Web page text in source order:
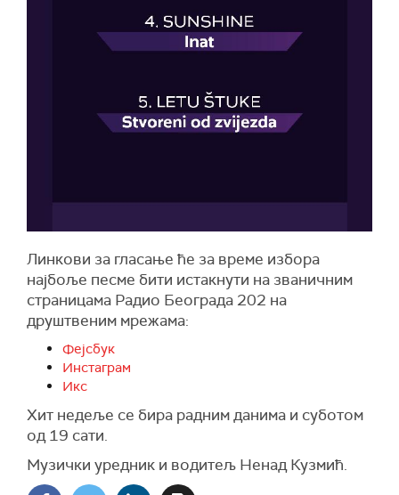
Линкови за гласање ће за време избора
најбоље песме бити истакнути на званичним
страницама Радио Београда 202 на
друштвеним мрежама:
Фејсбук
Инстаграм
Икс
Хит недеље се бира радним данима и суботом
од 19 сати.
Музички уредник и водитељ Ненад Кузмић.